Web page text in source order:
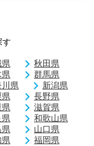
す
県
秋田県
県
群馬県
川県
新潟県
県
長野県
県
滋賀県
県
和歌山県
県
山口県
県
福岡県